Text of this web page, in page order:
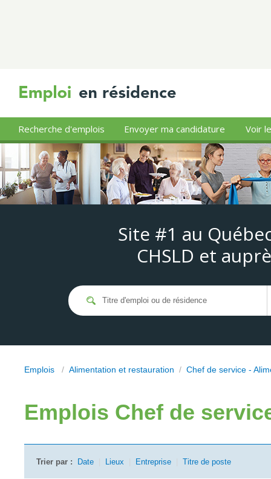
Recherche d'emplois Envoyer ma candidature Voir
Site #1 au
CHSLD et
Emplois / Alimentation et restauration / Chef de service -
Emplois Chef de
Trier par : Date Lieux Entreprise Titre de poste